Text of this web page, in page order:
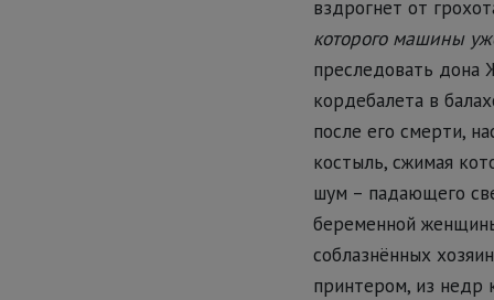
вздрогнет от
которого машины
преследовать дона
кордебалета в
после его смерти,
костыль, сжимая
шум – падающего
беременной
соблазнённых
принтером, из недр